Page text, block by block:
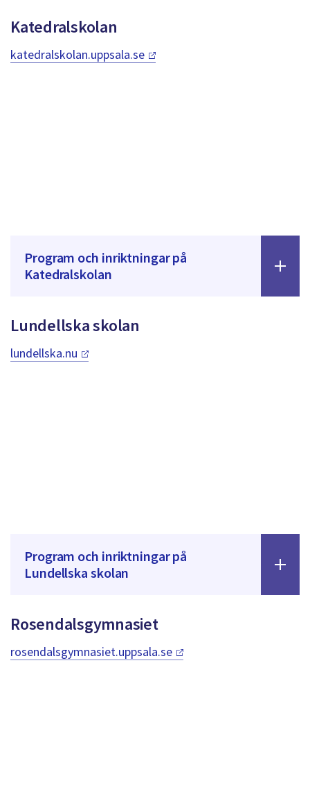
Katedralskolan
katedralskolan.uppsala.se
Program och inriktningar på
Katedralskolan
Lundellska skolan
lundellska.nu
Program och inriktningar på
Lundellska skolan
Rosendalsgymnasiet
rosendalsgymnasiet.uppsala.se